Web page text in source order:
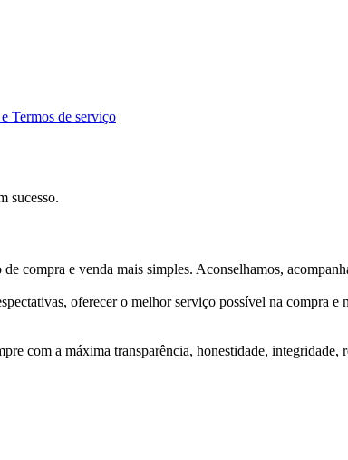
Termos de serviço
sucesso.
compra e venda mais simples. Aconselhamos,
oferecer o melhor serviço possível na compra
com a máxima transparência, honestidade, integridade,